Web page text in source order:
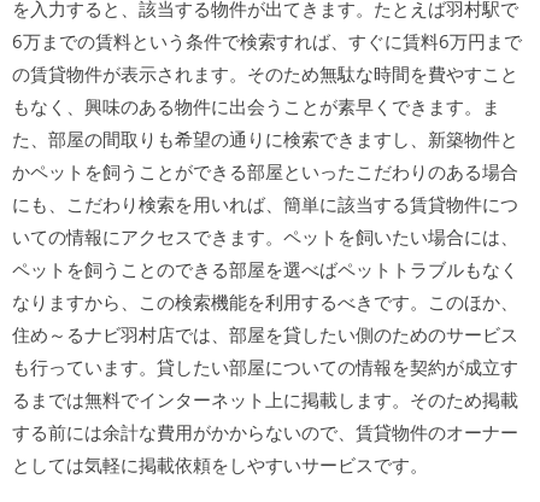
を入力すると、該当する物件が出てきます。たとえば羽村駅で
6万までの賃料という条件で検索すれば、すぐに賃料6万円まで
の賃貸物件が表示されます。そのため無駄な時間を費やすこと
もなく、興味のある物件に出会うことが素早くできます。ま
た、部屋の間取りも希望の通りに検索できますし、新築物件と
かペットを飼うことができる部屋といったこだわりのある場合
にも、こだわり検索を用いれば、簡単に該当する賃貸物件につ
いての情報にアクセスできます。ペットを飼いたい場合には、
ペットを飼うことのできる部屋を選べばペットトラブルもなく
なりますから、この検索機能を利用するべきです。このほか、
住め～るナビ羽村店では、部屋を貸したい側のためのサービス
も行っています。貸したい部屋についての情報を契約が成立す
るまでは無料でインターネット上に掲載します。そのため掲載
する前には余計な費用がかからないので、賃貸物件のオーナー
としては気軽に掲載依頼をしやすいサービスです。